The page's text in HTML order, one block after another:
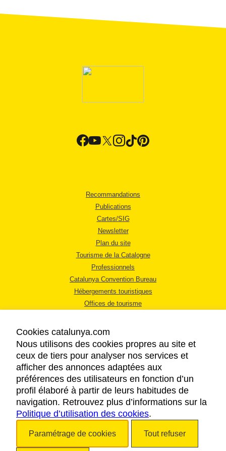
Recommandations
Publications
Cartes/SIG
Newsletter
Plan du site
Tourisme de la Catalogne
Professionnels
Catalunya Convention Bureau
Hébergements touristiques
Offices de tourisme
MENTIONS LÉGALES
RÈGLES DE CONFIDENTIALITÉ
COOKIES
ACCESSIBILITÉ
Cookies catalunya.com
Nous utilisons des cookies propres au site et
ceux de tiers pour analyser nos services et
afficher des annonces adaptées aux
préférences des utilisateurs en fonction d’un
profil élaboré à partir de leurs habitudes de
navigation. Retrouvez plus d’informations sur la
Politique d’utilisation des cookies.
Paramétrage de cookies Tout refuser